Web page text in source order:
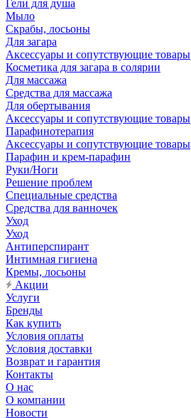
Гели для душа
Мыло
Скрабы, лосьоны
Для загара
Аксессуары и сопутствующие товары
Косметика для загара в солярии
Для массажа
Средства для массажа
Для обертывания
Аксессуары и сопутствующие товары
Парафинотерапия
Аксессуары и сопутствующие товары
Парафин и крем-парафин
Руки/Ноги
Решение проблем
Специальные средства
Средства для ванночек
Уход
Уход
Антиперспирант
Интимная гигиена
Кремы, лосьоны
Акции
Услуги
Бренды
Как купить
Условия оплаты
Условия доставки
Возврат и гарантия
Контакты
О нас
О компании
Новости